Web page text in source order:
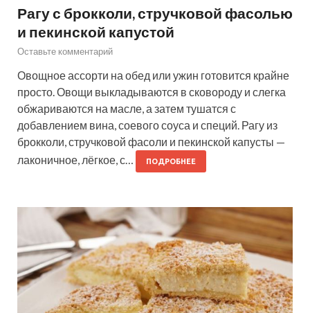
Рагу с брокколи, стручковой фасолью
и пекинской капустой
Оставьте комментарий
Овощное ассорти на обед или ужин готовится крайне
просто. Овощи выкладываются в сковороду и слегка
обжариваются на масле, а затем тушатся с
добавлением вина, соевого соуса и специй. Рагу из
брокколи, стручковой фасоли и пекинской капусты —
лаконичное, лёгкое, с…
ПОДРОБНЕЕ